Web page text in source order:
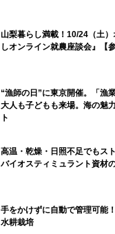
山梨暮らし満載！10/24（土
しオンライン就農座談会』【参
“漁師の日”に東京開催。「漁
大人も子どもも来場。海の魅
ト
高温・乾燥・日照不足でもス
バイオスティミュラント資材
手をかけずに自動で管理可能
水耕栽培